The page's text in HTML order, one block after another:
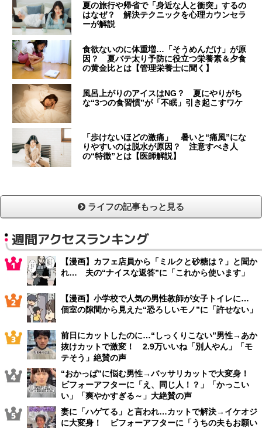
夏の旅行や帰省で「身近な人と衝突」するの
はなぜ？ 解決テクニックを心理カウンセラ
ーが解説
食欲ないのに体重増…「そうめんだけ」が原
因？ 夏バテ太り予防に役立つ栄養素＆夕食
の黄金比とは【管理栄養士に聞く】
風呂上がりのアイスはNG？ 夏にやりがち
な“3つの食習慣”が「不眠」引き起こすワケ
「歩けないほどの激痛」 暑いと“痛風”にな
りやすいのは脱水が原因？ 注意すべき人
の“特徴”とは【医師解説】
ライフの記事もっと見る
週間アクセスランキング
【漫画】カフェ店員から「ミルクと砂糖は？」と聞か
れ… 夫の“ナイスな返答”に「これから使います」
【漫画】小学校で人気の男性教師が女子トイレに…
個室の隙間から見えた“恐ろしいモノ”に「許せない」
前日にカットしたのに…“しっくりこない”男性→あか
抜けカットで激変！ 2.9万いいね「別人やん」「モ
テそう」絶賛の声
“おかっぱ”に悩む男性→バッサリカットで大変身！
ビフォーアフターに「え、同じ人！？」「かっこい
い」「爽やかすぎる～」大絶賛の声
妻に「ハゲてる」と言われ…カットで解決→イケオジ
に大変身！ ビフォーアフターに「うちの夫もお願い